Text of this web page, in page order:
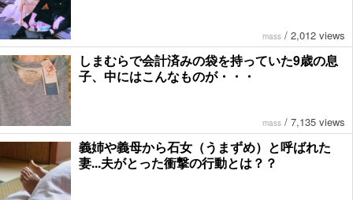
mass / 2,012 views
しまむらで会計済みの袋を持っていた9歳の息
子、中にはこんなものが・・・
mass / 7,135 views
義姉や義母から石女（うまずめ）と呼ばれた
妻...夫がとった衝撃の行動とは？？